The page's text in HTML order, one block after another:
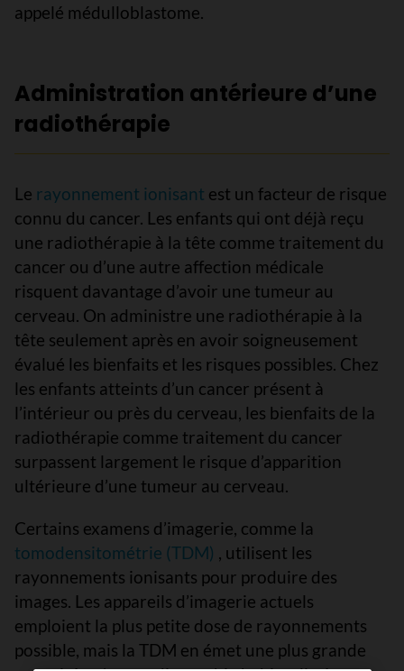
appelé médulloblastome.
Administration antérieure d’une
radiothérapie
Le rayonnement ionisant est un facteur de risque
connu du cancer. Les enfants qui ont déjà reçu
une radiothérapie à la tête comme traitement du
cancer ou d’une autre affection médicale
risquent davantage d’avoir une tumeur au
cerveau. On administre une radiothérapie à la
tête seulement après en avoir soigneusement
évalué les bienfaits et les risques possibles. Chez
les enfants atteints d’un cancer présent à
l’intérieur ou près du cerveau, les bienfaits de la
radiothérapie comme traitement du cancer
surpassent largement le risque d’apparition
ultérieure d’une tumeur au cerveau.
Certains examens d’imagerie, comme la
tomodensitométrie (TDM) , utilisent les
rayonnements ionisants pour produire des
images. Les appareils d’imagerie actuels
emploient la plus petite dose de rayonnements
possible, mais la TDM en émet une plus grande